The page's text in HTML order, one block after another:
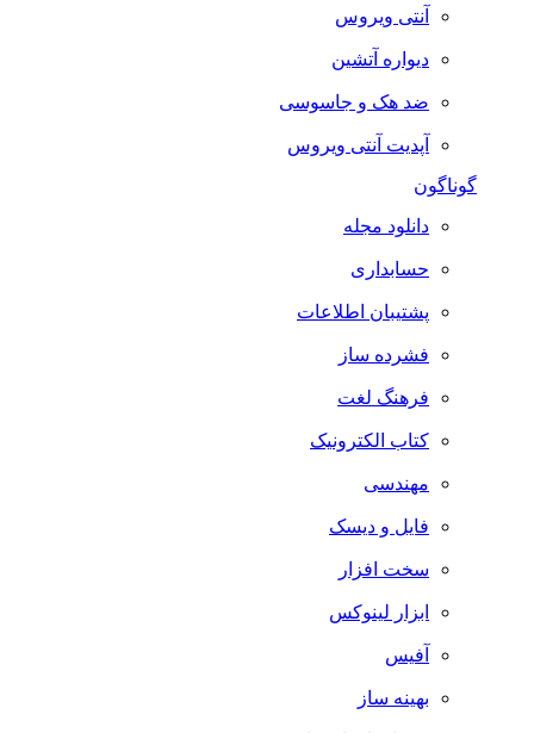
آنتی ویروس
دیواره آتشین
ضد هک و جاسوسی
آپدیت آنتی ویروس
گوناگون
دانلود مجله
حسابداری
پشتیبان اطلاعات
فشرده ساز
فرهنگ لغت
کتاب الکترونیک
مهندسی
فایل و دیسک
سخت افزار
ابزار لینوکس
آفیس
بهینه ساز